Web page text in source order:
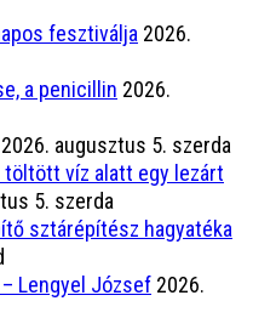
fesztiválja 2026.
a penicillin 2026.
2026. augusztus 5. szerda
víz alatt egy lezárt
5. szerda
sztárépítész hagyatéka
Lengyel József 2026.